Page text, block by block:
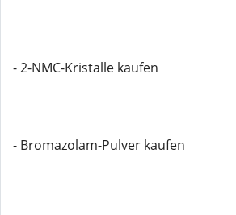
- 2-NMC-Kristalle kaufen
- Bromazolam-Pulver kaufen